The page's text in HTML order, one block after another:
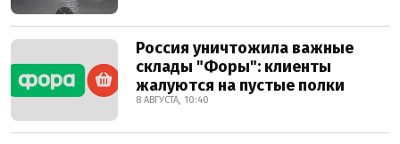
Россия уничтожила важные
склады "Форы": клиенты
жалуются на пустые полки
8 АВГУСТА, 10:40